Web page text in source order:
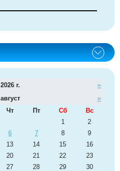
2026 r.
»
август
»
Чт Пт Сб
Вс
1
2
6 7 8
9
13 14 15
16
20 21 22
23
27 28 29
30